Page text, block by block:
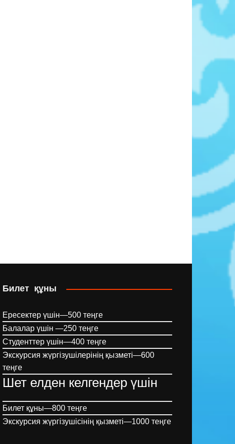
Билет құны
Ересектер үшін—500 теңге
Балалар үшін —250 теңге
Студенттер үшін—400 теңге
Экскурсия жүргізушілерінің қызметі—600
теңге
Шет елден келгендер үшін
Билет құны—800 теңге
Экскурсия жүргізушісінің қызметі—1000 теңге